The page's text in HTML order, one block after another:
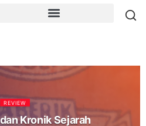
REVIEW
Kronik Sejarah